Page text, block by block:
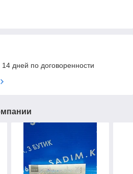
дней по договоренности